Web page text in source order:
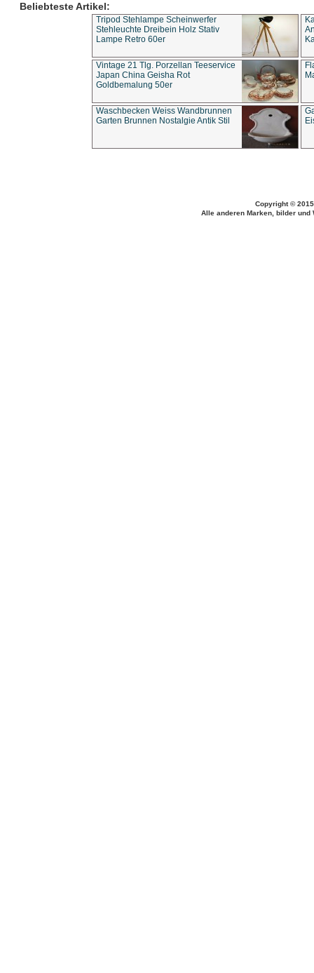
Beliebteste Artikel:
Tripod Stehlampe Scheinwerfer
Stehleuchte Dreibein Holz Stativ
Lampe Retro 60er
Vintage 21 Tlg. Porzellan Teeservice
Japan China Geisha Rot
Goldbemalung 50er
Waschbecken Weiss Wandbrunnen
Garten Brunnen Nostalgie Antik Stil
Copyright ©
Alle anderen Marken, bilder und